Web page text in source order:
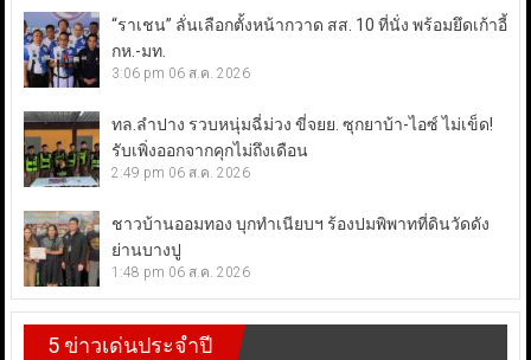
“ราเชน” ลั่นเลือกตั้งหน้ากวาด สส. 10 ที่นั่ง พร้อมยึดเก้าอี้
กห.-มท.
3:06 pm 06 ส.ค. 2026
ทล.ลำปาง รวบหนุ่มฉี่ม่วง ขี่จยย. ซุกยาบ้า-ไอซ์ ไม่เข็ด!
รับเพิ่งออกจากคุกไม่ถึงเดือน
2:49 pm 06 ส.ค. 2026
ชาวบ้านออมทอง บุกทำเนียบฯ ร้องปมพิพาทที่ดินวัดดัง
ย่านบางปู
1:48 pm 06 ส.ค. 2026
5 ข่าวเด่นประจำปี